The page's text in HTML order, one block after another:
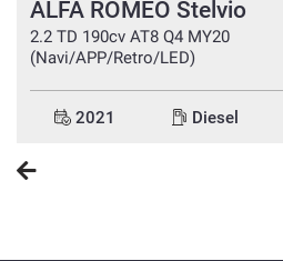
ALFA ROMEO Stelvio
2.2 TD 190cv AT8 Q4 MY20
(Navi/APP/Retro/LED)
2021 Diesel